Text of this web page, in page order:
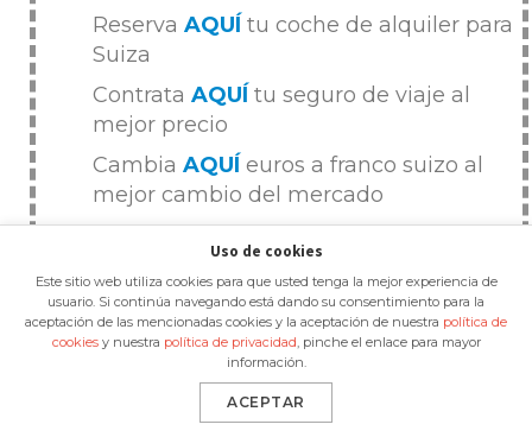
Reserva AQUÍ tu coche de alquiler para
Suiza
Contrata AQUÍ tu seguro de viaje al
mejor precio
Cambia AQUÍ euros a franco suizo al
mejor cambio del mercado
Uso de cookies
Este sitio web utiliza cookies para que usted tenga la mejor experiencia de
usuario. Si continúa navegando está dando su consentimiento para la
aceptación de las mencionadas cookies y la aceptación de nuestra política de
cookiesy nuestra política de privacidad, pinche el enlace para mayor
información.
ACEPTAR